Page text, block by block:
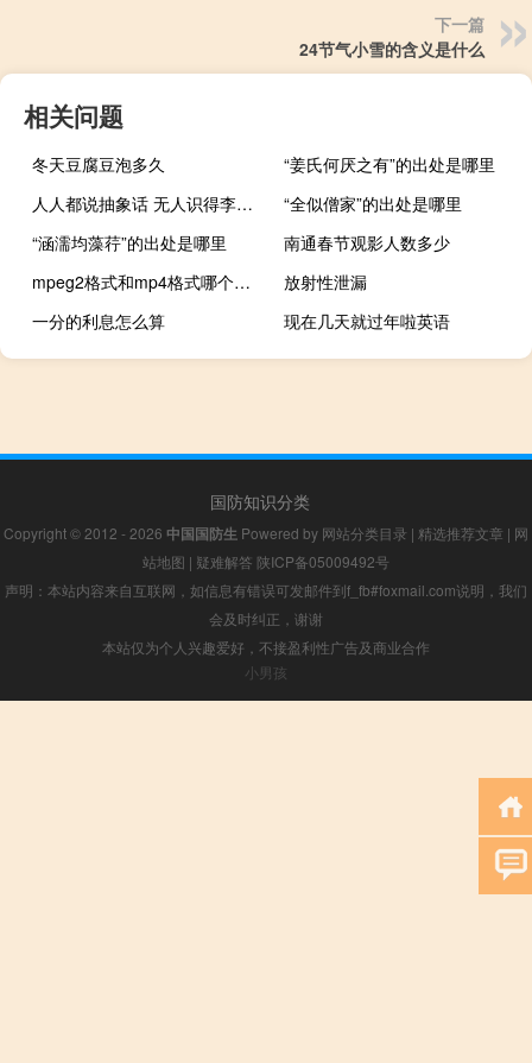
下一篇
24节气小雪的含义是什么
相关问题
冬天豆腐豆泡多久
“姜氏何厌之有”的出处是哪里
人人都说抽象话 无人识得李老八什么梗
“全似僧家”的出处是哪里
“涵濡均藻荇”的出处是哪里
南通春节观影人数多少
mpeg2格式和mp4格式哪个好（mpeg2）
放射性泄漏
一分的利息怎么算
现在几天就过年啦英语
国防知识分类
Copyright © 2012 - 2026 中国国防生 Powered by 网站分类目录 | 精选推荐文章 | 网
站地图 | 疑难解答 陕ICP备05009492号
声明：本站内容来自互联网，如信息有错误可发邮件到f_fb#foxmail.com说明，我们
会及时纠正，谢谢
本站仅为个人兴趣爱好，不接盈利性广告及商业合作
小男孩